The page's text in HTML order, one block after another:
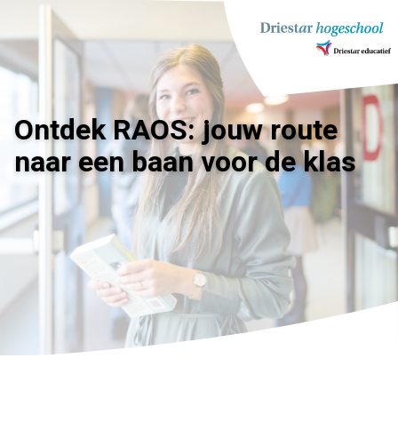
naar
Ontdek RAOS: jouw route
naar een baan voor de klas